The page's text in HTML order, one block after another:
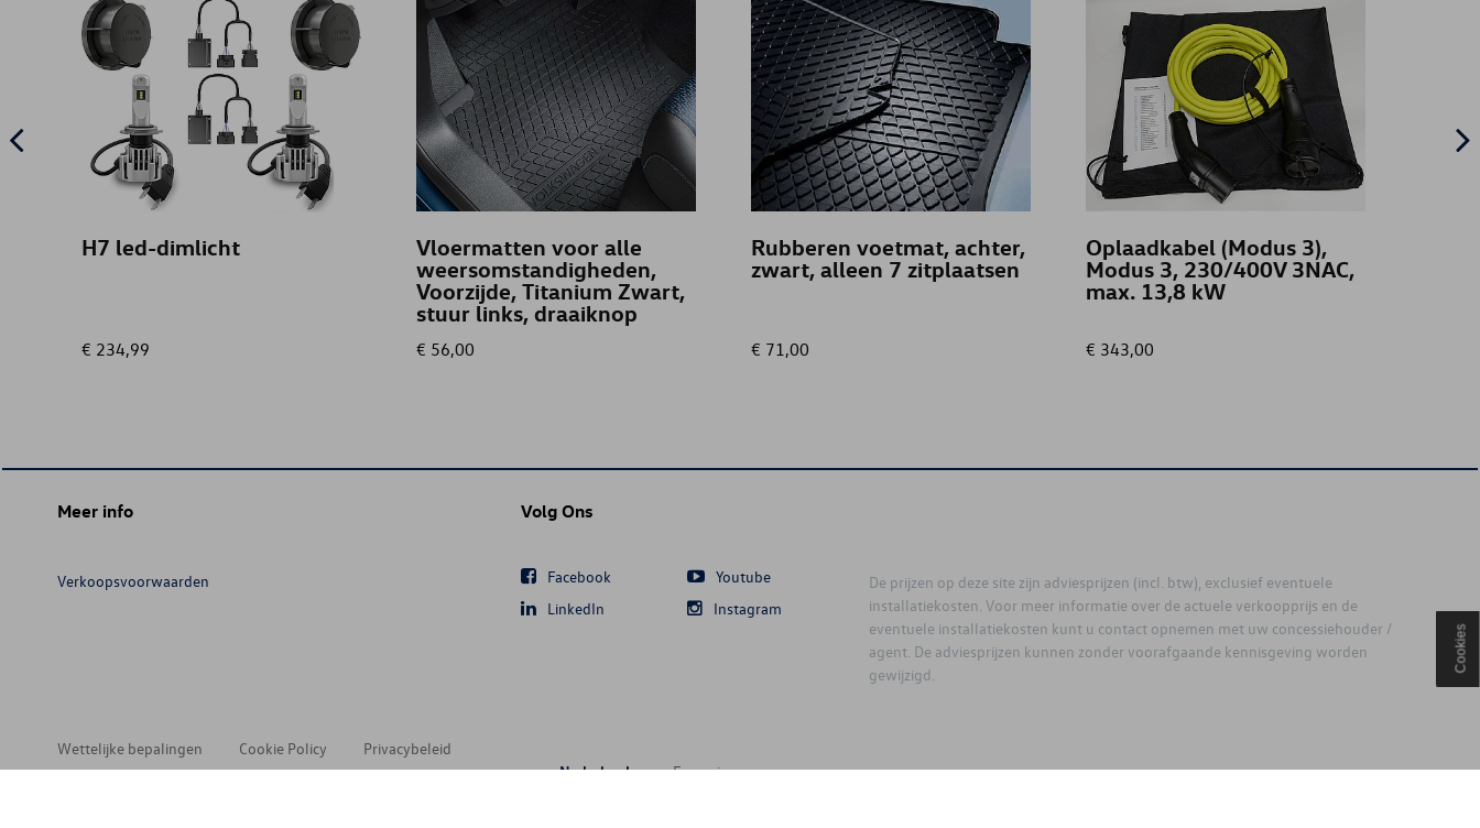
H7 led-dimlicht
€ 234,99
Vloermatten voor alle
weersomstandigheden,
Voorzijde, Titanium Zwart,
stuur links, draaiknop
€ 56,00
Rubberen voetmat, achter,
zwart, alleen 7 zitplaatsen
€ 71,00
Oplaadkabel (Modus 3),
Modus 3, 230/400V 3NAC,
max. 13,8 kW
€ 343,00
Meer info
Verkoopsvoorwaarden
Volg Ons
Facebook
Youtube
LinkedIn
Instagram
De prijzen op deze site zijn adviesprijzen (incl. btw), exclusief eventuele
installatiekosten. Voor meer informatie over de actuele verkoopprijs en de
eventuele installatiekosten kunt u contact opnemen met uw concessiehouder /
agent. De adviesprijzen kunnen zonder voorafgaande kennisgeving worden
gewijzigd.
Wettelijke bepalingen Cookie Policy
Privacybeleid
Nederlands
Français
Cookies